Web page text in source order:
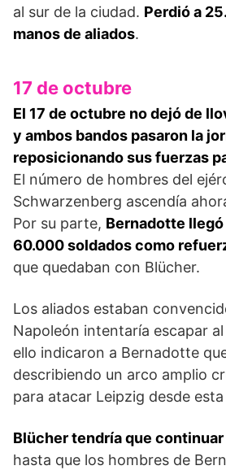
al sur de la ciudad. Perdió a
manos de aliados.
17 de octubre
El 17 de octubre no dejó de
y ambos bandos pasaron la
reposicionando sus fuerzas
El número de hombres del
Schwarzenberg ascendía
Por su parte, Bernadotte
60.000 soldados como
que quedaban con Blücher.
Los aliados esta­ban
Napoleón intentaría escapar
ello indicaron a Bernadotte
describiendo un arco amplio
para atacar Leipzig desde
Blücher tendría que
hasta que los hombres de